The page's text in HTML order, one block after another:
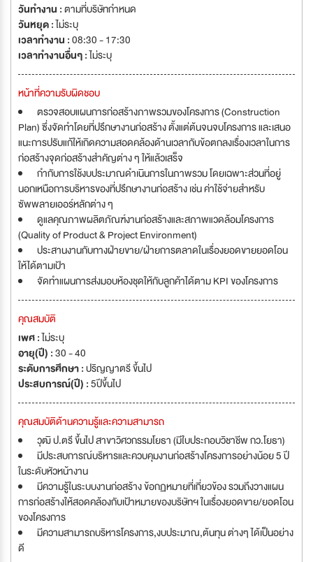
วันทำงาน :ตามที่บริษัทกำหนด
วันหยุด :ไม่ระบุ
เวลาทำงาน :08:30 - 17:30
เวลาทำงานอื่นๆ :ไม่ระบุ
หน้าที่ความรับผิดชอบ
ตรวจสอบแผนการก่อสร้างภาพรวมของโครงการ (Construction
Plan) ซึ่งจัดทำโดยที่ปรึกษางานก่อสร้าง ตั้งแต่ต้นจนจบโครงการ และเสนอ
แนะการปรับแก้ให้เกิดความสอดคล้องด้านเวลากับข้อตกลงเรื่องเวลาในการ
ก่อสร้างจุดก่อสร้างสำคัญต่าง ๆ ให้แล้วเสร็จ
กำกับการใช้งบประมาณดำเนินการในภาพรวม โดยเฉพาะส่วนที่อยู่
นอกเหนือการบริหารของที่ปรึกษางานก่อสร้าง เช่น ค่าใช้จ่ายสำหรับ
ซัพพลายเออร์หลักต่าง ๆ
ดูแลคุณภาพผลิตภัณฑ์งานก่อสร้างและสภาพแวดล้อมโครงการ
(Quality of Product & Project Environment)
ประสานงานกับทางฝ่ายขาย/ฝ่ายการตลาดในเรื่องยอดขายยอดโอน
ให้ได้ตามเป้า
จัดทำแผนการส่งมอบห้องชุดให้กับลูกค้าได้ตาม KPI ของโครงการ
คุณสมบัติ
เพศ :ไม่ระบุ
อายุ(ปี) :30 - 40
ระดับการศึกษา :ปริญญาตรี ขึ้นไป
ประสบการณ์(ปี) :5ปีขึ้นไป
คุณสมบัติด้านความรู้และความสามารถ
วุฒิ ป.ตรี ขึ้นไป สาขาวิศวกรรมโยธา (มีใบประกอบวิชาชีพ กว.โยธา)
มีประสบการณ์บริหารและควบคุมงานก่อสร้างโครงการอย่างน้อย 5 ปี
ในระดับหัวหน้างาน
มีความรู้ในระบบงานก่อสร้าง ข้อกฏหมายที่เกี่ยวข้อง รวมถึงวางแผน
การก่อสร้างให้สอดคล้องกับเป้าหมายของบริษัทฯ ในเรื่องยอดขาย/ยอดโอน
ของโครงการ
มีความสามารถบริหารโครงการ,งบประมาณ,ต้นทุน ต่างๆ ได้เป็นอย่าง
ดี